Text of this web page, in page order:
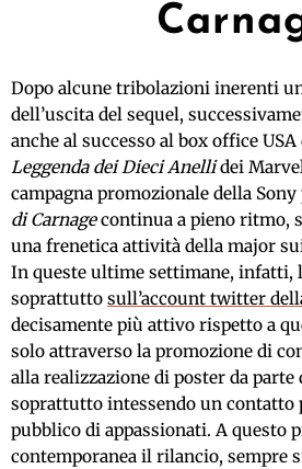
Dopo alcune tribolazioni inerenti
dell’uscita del sequel,
anche al successo al box office USA
Leggenda dei Dieci Anellidei
campagna promozionale della Sony
di Carnagecontinua a pieno ritmo,
una frenetica attività della major
In queste ultime settimane, infatti,
soprattutto sull’account twitter
decisamente più attivo rispetto a
solo attraverso la promozione di
alla realizzazione di poster da parte
soprattutto intessendo un
pubblico di appassionati. A questo
contemporanea il rilancio, sempre